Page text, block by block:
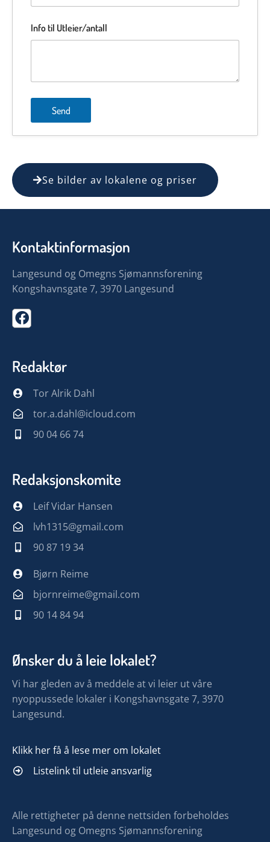
Info til Utleier/antall
Se bilder av lokalene og priser
Kontaktinformasjon
Langesund og Omegns Sjømannsforening
Kongshavnsgate 7, 3970 Langesund
Redaktør
Tor Alrik Dahl
tor.a.dahl@icloud.com
90 04 66 74
Redaksjonskomite
Leif Vidar Hansen
lvh1315@gmail.com
90 87 19 34
Bjørn Reime
bjornreime@gmail.com
90 14 84 94
Ønsker du å leie lokalet?
Vi har gleden av å meddele at vi leier ut våre
nyoppussede lokaler i Kongshavnsgate 7, 3970
Langesund.
Klikk her få å lese mer om lokalet
Listelink til utleie ansvarlig
Alle rettigheter på denne nettsiden forbeholdes
Langesund og Omegns Sjømannsforening